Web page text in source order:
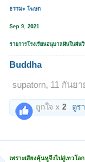
ธรรมะ โฆษก
Sep 9, 2021
รายการโรงเรียนอนุบาลฝันในฝั
Buddha
supatorn, 11 กันย
ถูกใจ x 2 ดูร
เพราะเสียงคุ้นหูจึงไปสู่เทว